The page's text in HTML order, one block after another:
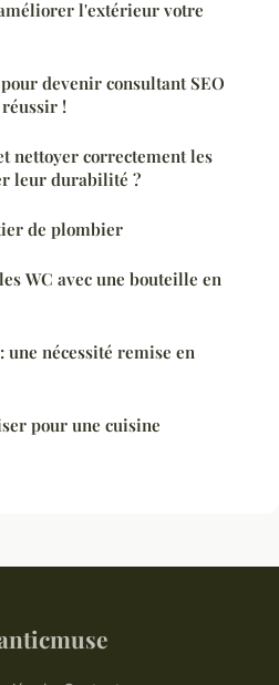
l'extérieur votre
devenir consultant SEO
!
nettoyer correctement les
leur durabilité ?
de plombier
WC avec une bouteille en
une nécessité remise en
pour une cuisine